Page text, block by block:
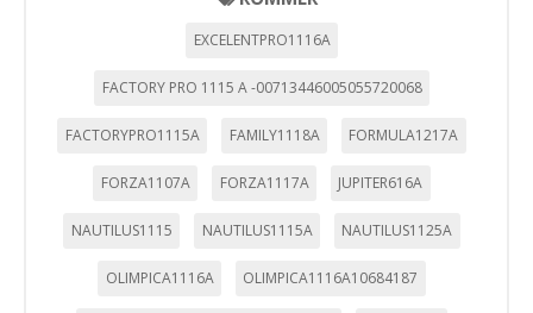
EXCELENTPRO1116A
FACTORY PRO 1115 A -00713446005055720068
FACTORYPRO1115A FAMILY1118A FORMULA1217A
FORZA1107A FORZA1117A JUPITER616A
NAUTILUS1115 NAUTILUS1115A NAUTILUS1125A
OLIMPICA1116A OLIMPICA1116A10684187